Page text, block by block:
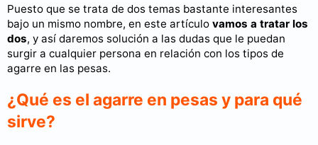
Puesto que se trata de dos temas bastante interesantes
bajo un mismo nombre, en este artículo vamos a tratar los
dos, y así daremos solución a las dudas que le puedan
surgir a cualquier persona en relación con los tipos de
agarre en las pesas.
¿Qué es el agarre en pesas y para qué
sirve?